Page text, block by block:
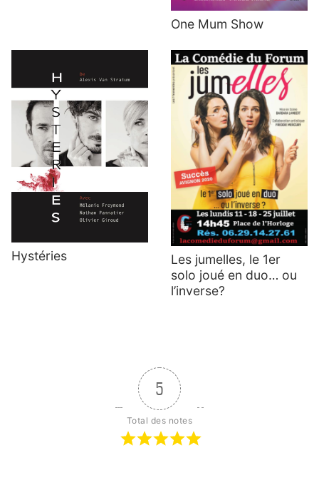
One Mum Show
Hystéries
Les jumelles, le 1er
solo joué en duo… ou
l’inverse?
5
Total des notes